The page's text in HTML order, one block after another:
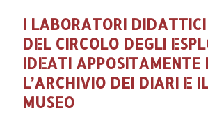
I LABORATORI
DEL CIRCOLO DEGLI
IDEATI APPOSITAMENTE
L’ARCHIVIO DEI DIARI E
MUSEO